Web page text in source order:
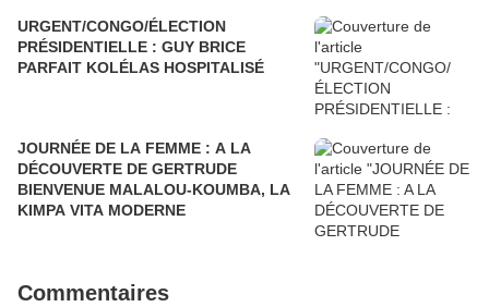
URGENT/CONGO/ÉLECTION
PRÉSIDENTIELLE : GUY BRICE
PARFAIT KOLÉLAS HOSPITALISÉ
JOURNÉE DE LA FEMME : A LA
DÉCOUVERTE DE GERTRUDE
BIENVENUE MALALOU-KOUMBA, LA
KIMPA VITA MODERNE
Commentaires